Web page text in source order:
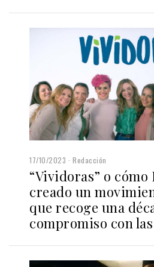
17/10/2023 Redacción
“Vividoras” o cómo
creado un
que recoge una
compromiso con